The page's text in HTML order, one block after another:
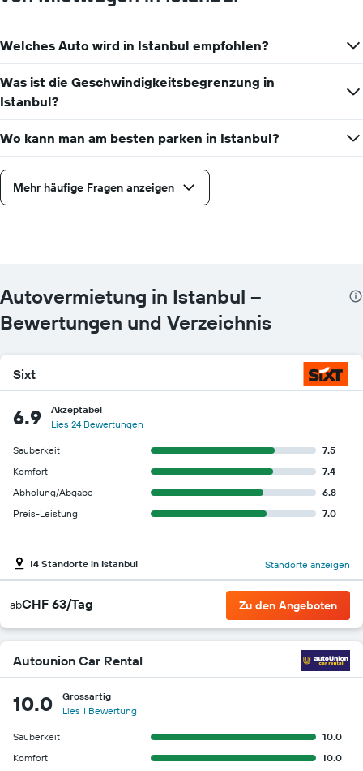
Welches Auto wird in Istanbul empfohlen?
Was ist die Geschwindigkeitsbegrenzung in
Istanbul?
Wo kann man am besten parken in Istanbul?
Mehr häufige Fragen anzeigen
Autovermietung in Istanbul –
Bewertungen und Verzeichnis
Sixt
6.9
Akzeptabel
Lies 24 Bewertungen
Sauberkeit
7.5
Komfort
7.4
Abholung/Abgabe
6.8
Preis-Leistung
7.0
14 Standorte in Istanbul Standorte anzeigen
abCHF 63/Tag Zu den Angeboten
Autounion Car Rental
10.0
Grossartig
Lies 1 Bewertung
Sauberkeit
10.0
Komfort
10.0